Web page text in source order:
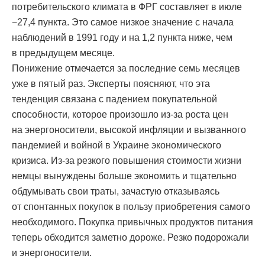
потребительского климата в ФРГ составляет в июле
−27,4 пункта. Это самое низкое значение с начала
наблюдений в 1991 году и на 1,2 пункта ниже, чем
в предыдущем месяце.
Понижение отмечается за последние семь месяцев
уже в пятый раз. Эксперты поясняют, что эта
тенденция связана с падением покупательной
способности, которое произошло из-за роста цен
на энергоносители, высокой инфляции и вызванного
пандемией и войной в Украине экономического
кризиса. Из-за резкого повышения стоимости жизни
немцы вынуждены больше экономить и тщательно
обдумывать свои траты, зачастую отказываясь
от спонтанных покупок в пользу приобретения самого
необходимого. Покупка привычных продуктов питания
теперь обходится заметно дороже. Резко подорожали
и энергоносители.